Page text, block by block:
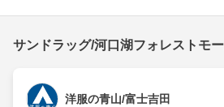
サンドラッグ/河口湖フォレストモ
洋服の青山/富士吉田